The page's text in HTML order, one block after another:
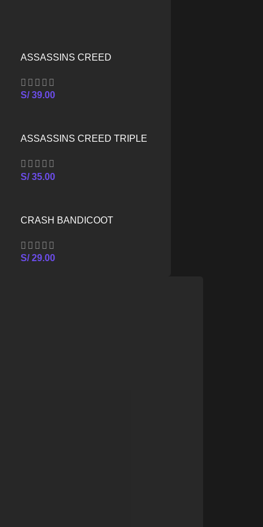
ASSASSINS CREED
SERIES X/S
S/39.00
ASSASSINS CREED TRIPLE
S/35.00
CRASH BANDICOOT
XBOX SERIES X/S
S/29.00